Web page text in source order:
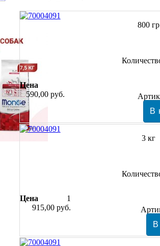
800 гр
Цена
590,00 руб.
3 кг
Цена
1
915,00 руб.